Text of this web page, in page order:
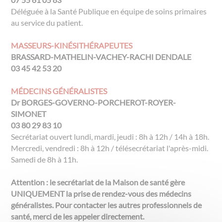
Déléguée à la Santé Publique en équipe de soins primaires
au service du patient.
MASSEURS-KINÉSITHÉRAPEUTES
BRASSARD-MATHELIN-VACHEY-RACHI DENDALE
03 45 42 53 20
MÉDECINS GÉNÉRALISTES
Dr BORGES-GOVERNO-PORCHEROT-ROYER-
SIMONET
03 80 29 83 10
Secrétariat ouvert lundi, mardi, jeudi : 8h à 12h / 14h à 18h.
Mercredi, vendredi : 8h à 12h / télésecrétariat l'après-midi.
Samedi de 8h à 11h.
Attention : le secrétariat de la Maison de santé gère
UNIQUEMENT la prise de rendez-vous des médecins
généralistes. Pour contacter les autres professionnels de
santé, merci de les appeler directement.